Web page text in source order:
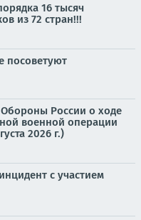
16 тысяч
из 72 стран!!!
посоветуют
России о ходе
военной операции
2026 г.)
с участием